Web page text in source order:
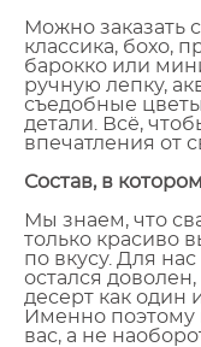
Можно заказать
классика, бохо,
барокко или
ручную лепку,
съедобные
детали. Всё,
впечатления от
Состав, в
Мы знаем, что
только красиво
по вкусу. Для
остался
десерт как один
Именно
вас, а не